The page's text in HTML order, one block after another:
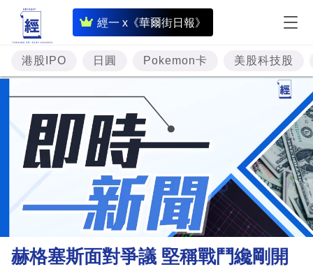
經一 x《華爾街日報》
即
時
財
經
專
題
投
資
樓
市
財
港股IPO 日圓 Pokemon卡 美股科技股
赫格塞斯面對爭議 堅稱戰鬥纔剛開